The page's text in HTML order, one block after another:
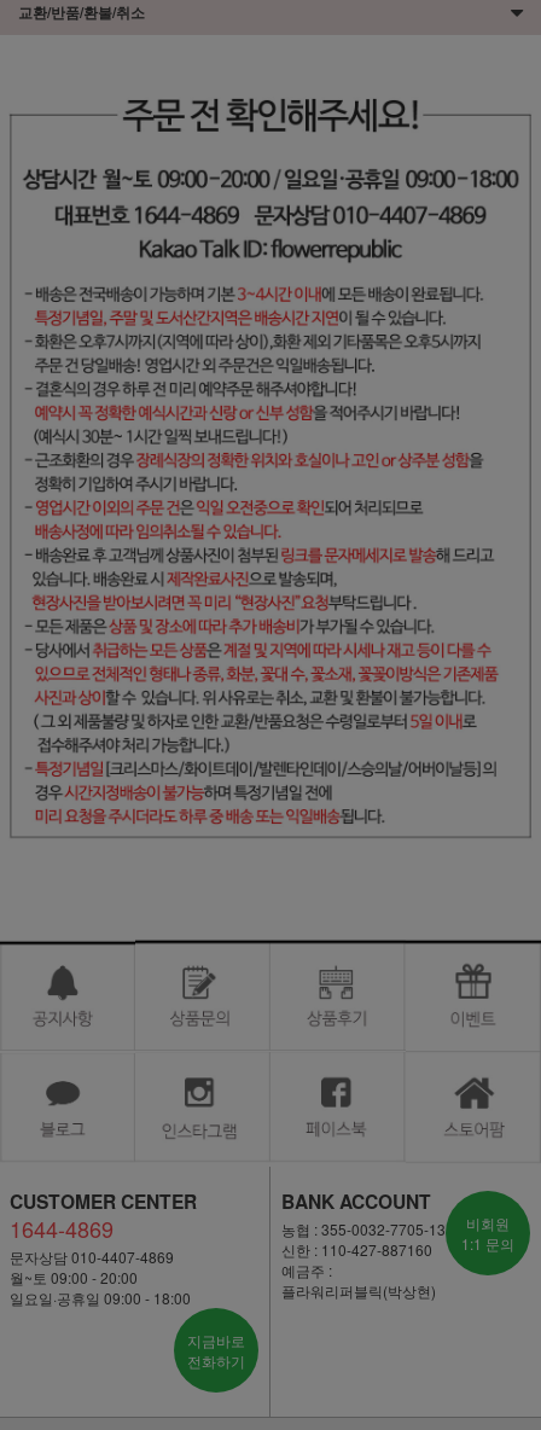
교환/반품/환불/취소
CUSTOMER CENTER
1644-4869
문자상담 010-4407-4869
월~토 09:00 - 20:00
일요일·공휴일 09:00 - 18:00
지금바로
전화하기
BANK ACCOUNT
농협 : 355-0032-7705-13
신한 : 110-427-887160
예금주 :
플라워리퍼블릭(박상현)
비회원
1:1 문의